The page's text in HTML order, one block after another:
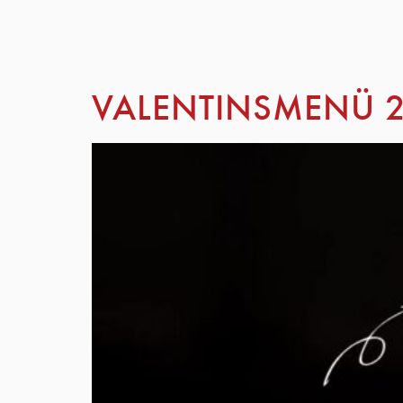
VALENTINSMENÜ